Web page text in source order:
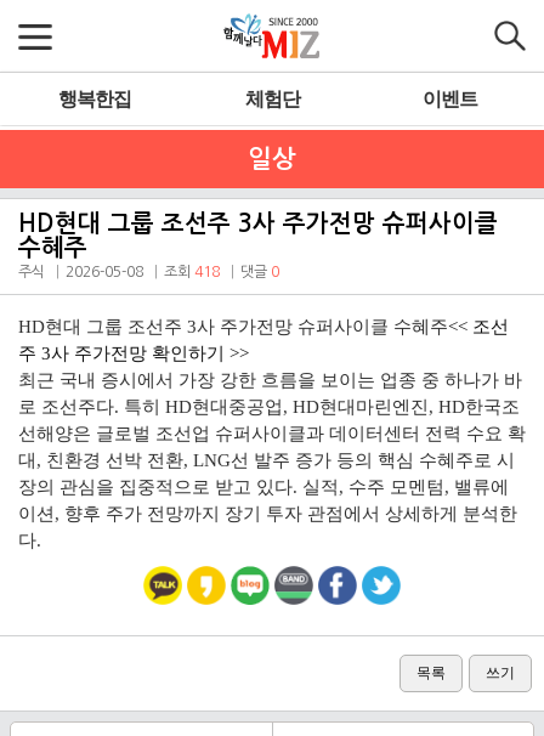
행복한집 체험단 이벤트
일상
HD현대 그룹 조선주 3사 주가전망 슈퍼사이클
수혜주
주식 2026-05-08 조회 418 댓글 0
HD현대 그룹 조선주 3사 주가전망 슈퍼사이클 수혜주<< 조선
주 3사 주가전망 확인하기 >>
최근 국내 증시에서 가장 강한 흐름을 보이는 업종 중 하나가 바
로 조선주다. 특히 HD현대중공업, HD현대마린엔진, HD한국조
선해양은 글로벌 조선업 슈퍼사이클과 데이터센터 전력 수요 확
대, 친환경 선박 전환, LNG선 발주 증가 등의 핵심 수혜주로 시
장의 관심을 집중적으로 받고 있다. 실적, 수주 모멘텀, 밸류에
이션, 향후 주가 전망까지 장기 투자 관점에서 상세하게 분석한
다.
목록 쓰기